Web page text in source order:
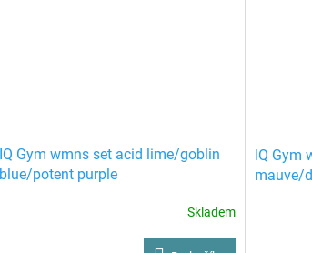
IQ Gym wmns set acid lime/goblin
blue/potent purple
Skladem
IQ Gym
mauve/